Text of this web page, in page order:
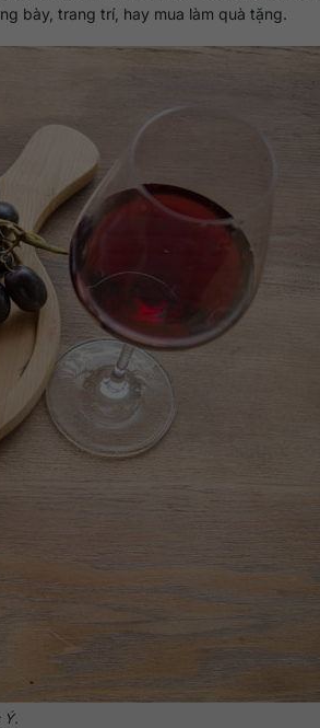
bày, trang trí, hay mua làm quà tặng.
Ý.